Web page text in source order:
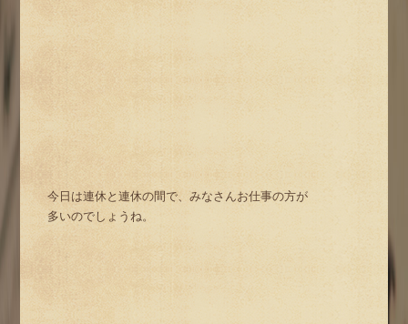
今日は連休と連休の間で、みなさんお仕事の方が
多いのでしょうね。